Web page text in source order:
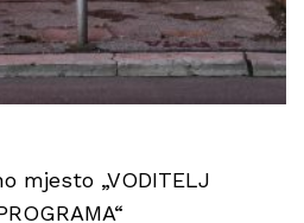
mjesto „VODITELJ